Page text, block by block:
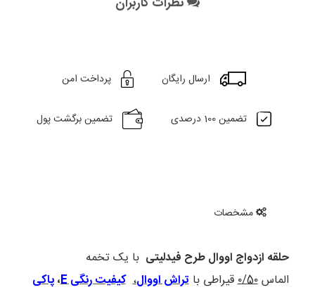
ارسال رایگان پرداخت امن
تضمین 100 درصدی تضمین برگشت پول
مشخصات
حلقه ازدواج اووال طرح فیدلیتی با یک تخمه
الماس۰/5۰قیراطی باتراش اووال، کیفیت رنگی E ، پاکی